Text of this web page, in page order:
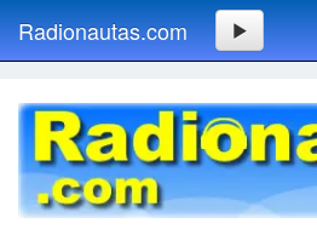
Radionautas.com